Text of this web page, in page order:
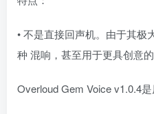
• 不是直接回声机。由于其极
种 混响，甚至用于更具创意的
Overloud Gem Voice v1.0.4